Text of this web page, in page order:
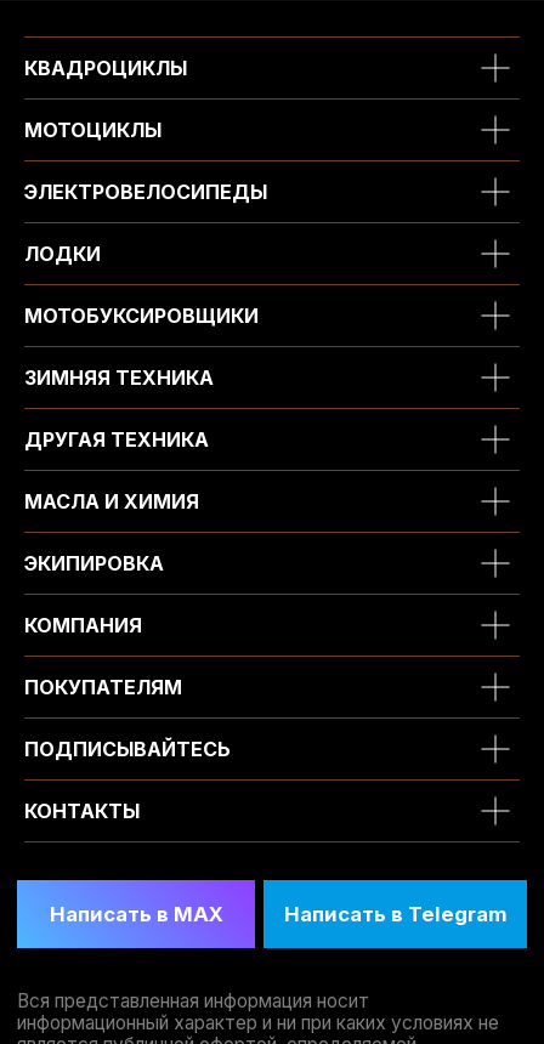
КВАДРОЦИКЛЫ
МОТОЦИКЛЫ
ЭЛЕКТРОВЕЛОСИПЕДЫ
ЛОДКИ
МОТОБУКСИРОВЩИКИ
ЗИМНЯЯ ТЕХНИКА
ДРУГАЯ ТЕХНИКА
МАСЛА И ХИМИЯ
ЭКИПИРОВКА
КОМПАНИЯ
ПОКУПАТЕЛЯМ
ПОДПИСЫВАЙТЕСЬ
КОНТАКТЫ